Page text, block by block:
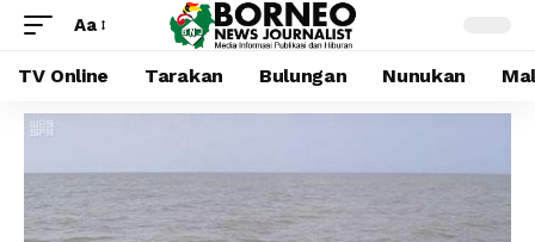
Aa
TV Online Tarakan Bulungan Nunukan